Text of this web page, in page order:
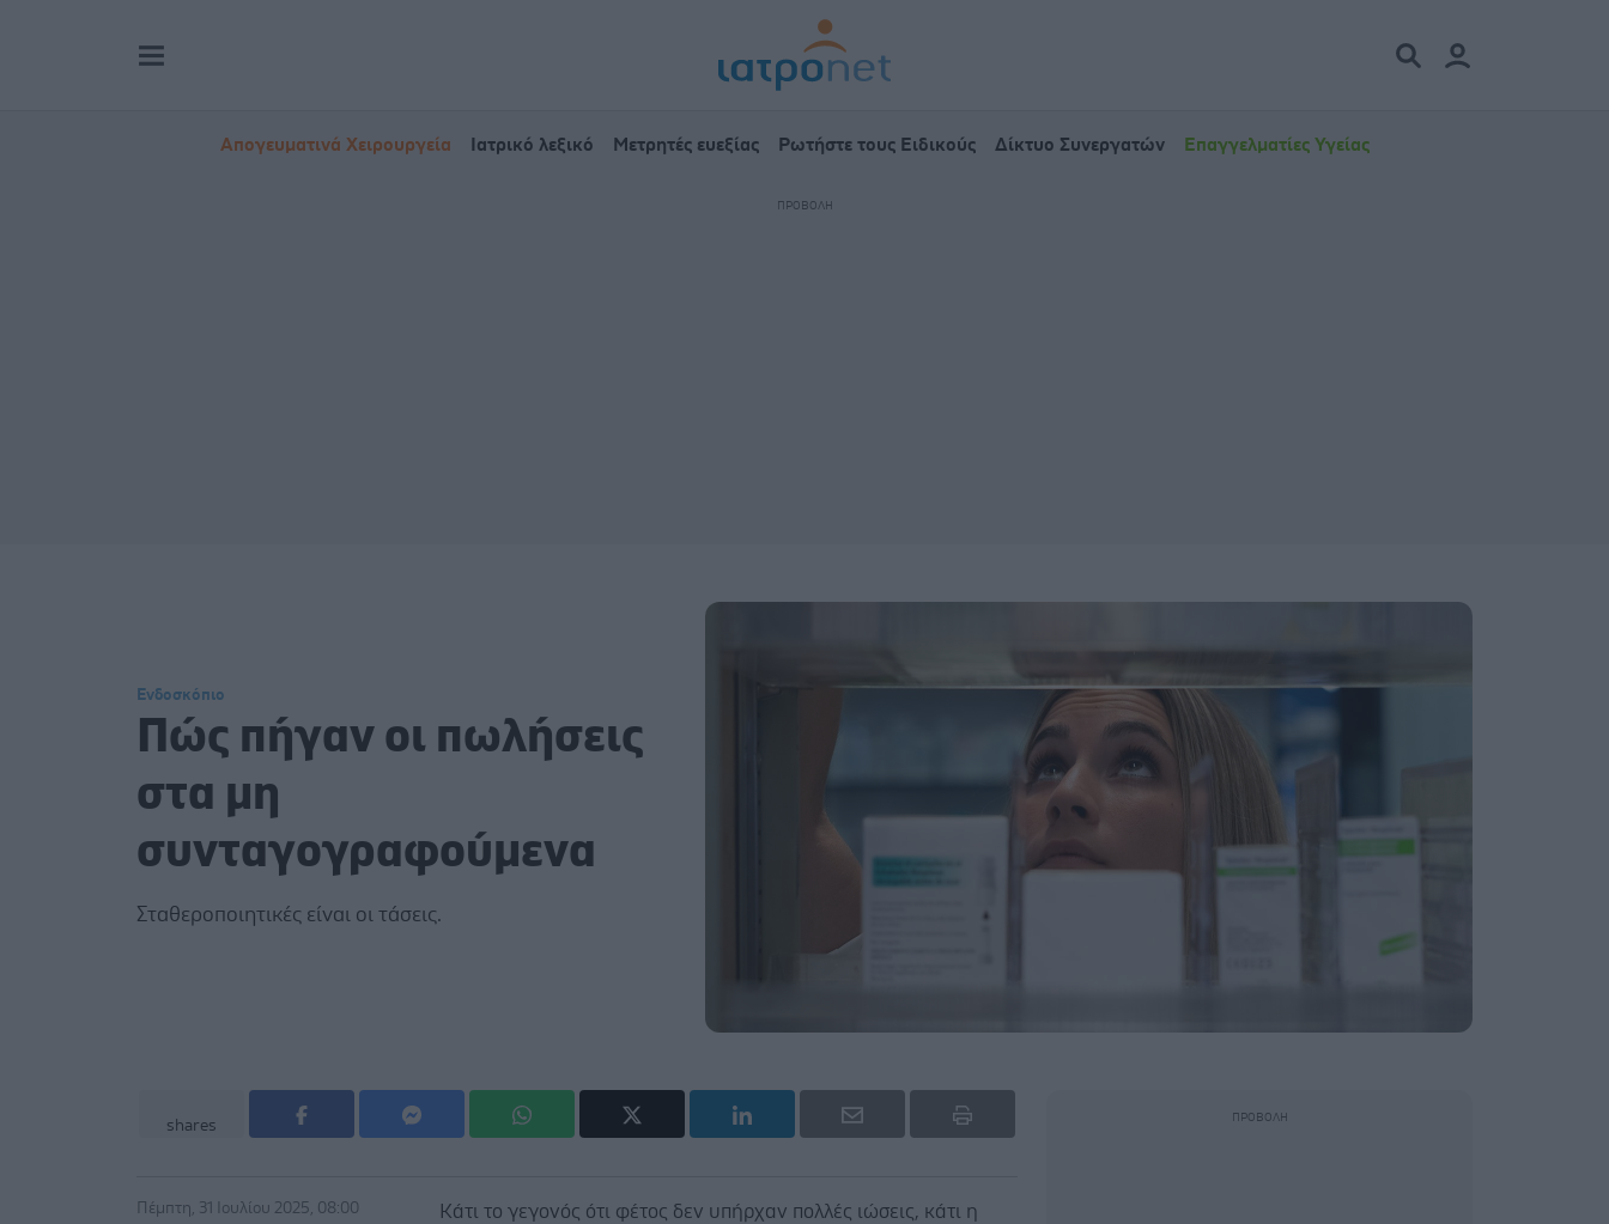
Απογευματινά Χειρουργεία Ιατρικό λεξικό Μετρητές ευεξίας Ρωτήστε τους Ειδικούς Δίκτυο Συνεργατών Επαγγελματίες Υγείας
Ενδοσκόπιο
Πώς πήγαν οι πωλήσεις
στα μη
συνταγογραφούμενα
Σταθεροποιητικές είναι οι τάσεις.
shares
Πέμπτη, 31 Ιουλίου 2025, 08:00
Κάτι το γεγονός ότι φέτος δεν υπήρχαν πολλές ιώσεις, κάτι η